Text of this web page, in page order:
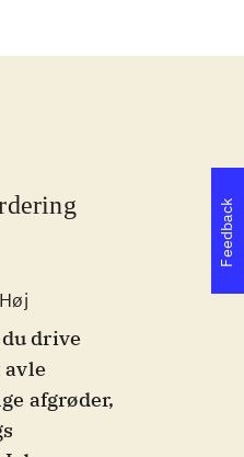
drive
avle
afgrøder,
Feedback